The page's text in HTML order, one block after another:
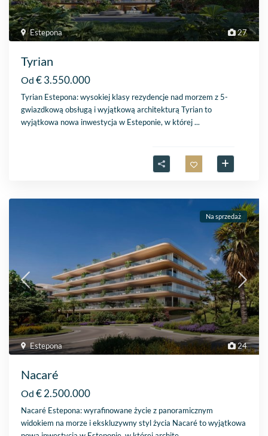
27
Estepona
Tyrian
Od € 3.550.000
Tyrian Estepona: wysokiej klasy rezydencje nad morzem z 5-
gwiazdkową obsługą i wyjątkową architekturą Tyrian to
wyjątkowa nowa inwestycja w Esteponie, w której...
24
Estepona
Na sprzedaż
Nacaré
Od € 2.500.000
Nacaré Estepona: wyrafinowane życie z panoramicznym
widokiem na morze i ekskluzywny styl życia Nacaré to wyjątkowa